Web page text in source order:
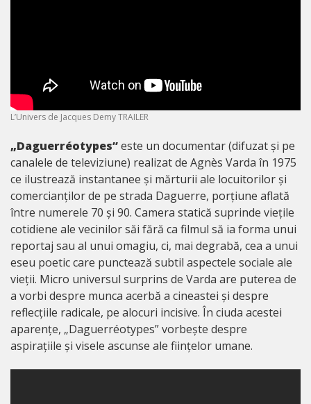
L’Univers de Jacques Demy TRAILER
„Daguerréotypes”este un documentar (difuzat și pe
canalele de televiziune) realizat de Agnès Varda în 1975
ce ilustrează instantanee și mărturii ale locuitorilor și
comercianților de pe strada Daguerre, porțiune aflată
între numerele 70 și 90. Camera statică suprinde viețile
cotidiene ale vecinilor săi fără ca filmul să ia forma unui
reportaj sau al unui omagiu, ci, mai degrabă, cea a unui
eseu poetic care punctează subtil aspectele sociale ale
vieții. Micro universul surprins de Varda are puterea de
a vorbi despre munca acerbă a cineastei și despre
reflecțiile radicale, pe alocuri incisive. În ciuda acestei
aparențe, „Daguerréotypes” vorbește despre
aspirațiile și visele ascunse ale ființelor umane.